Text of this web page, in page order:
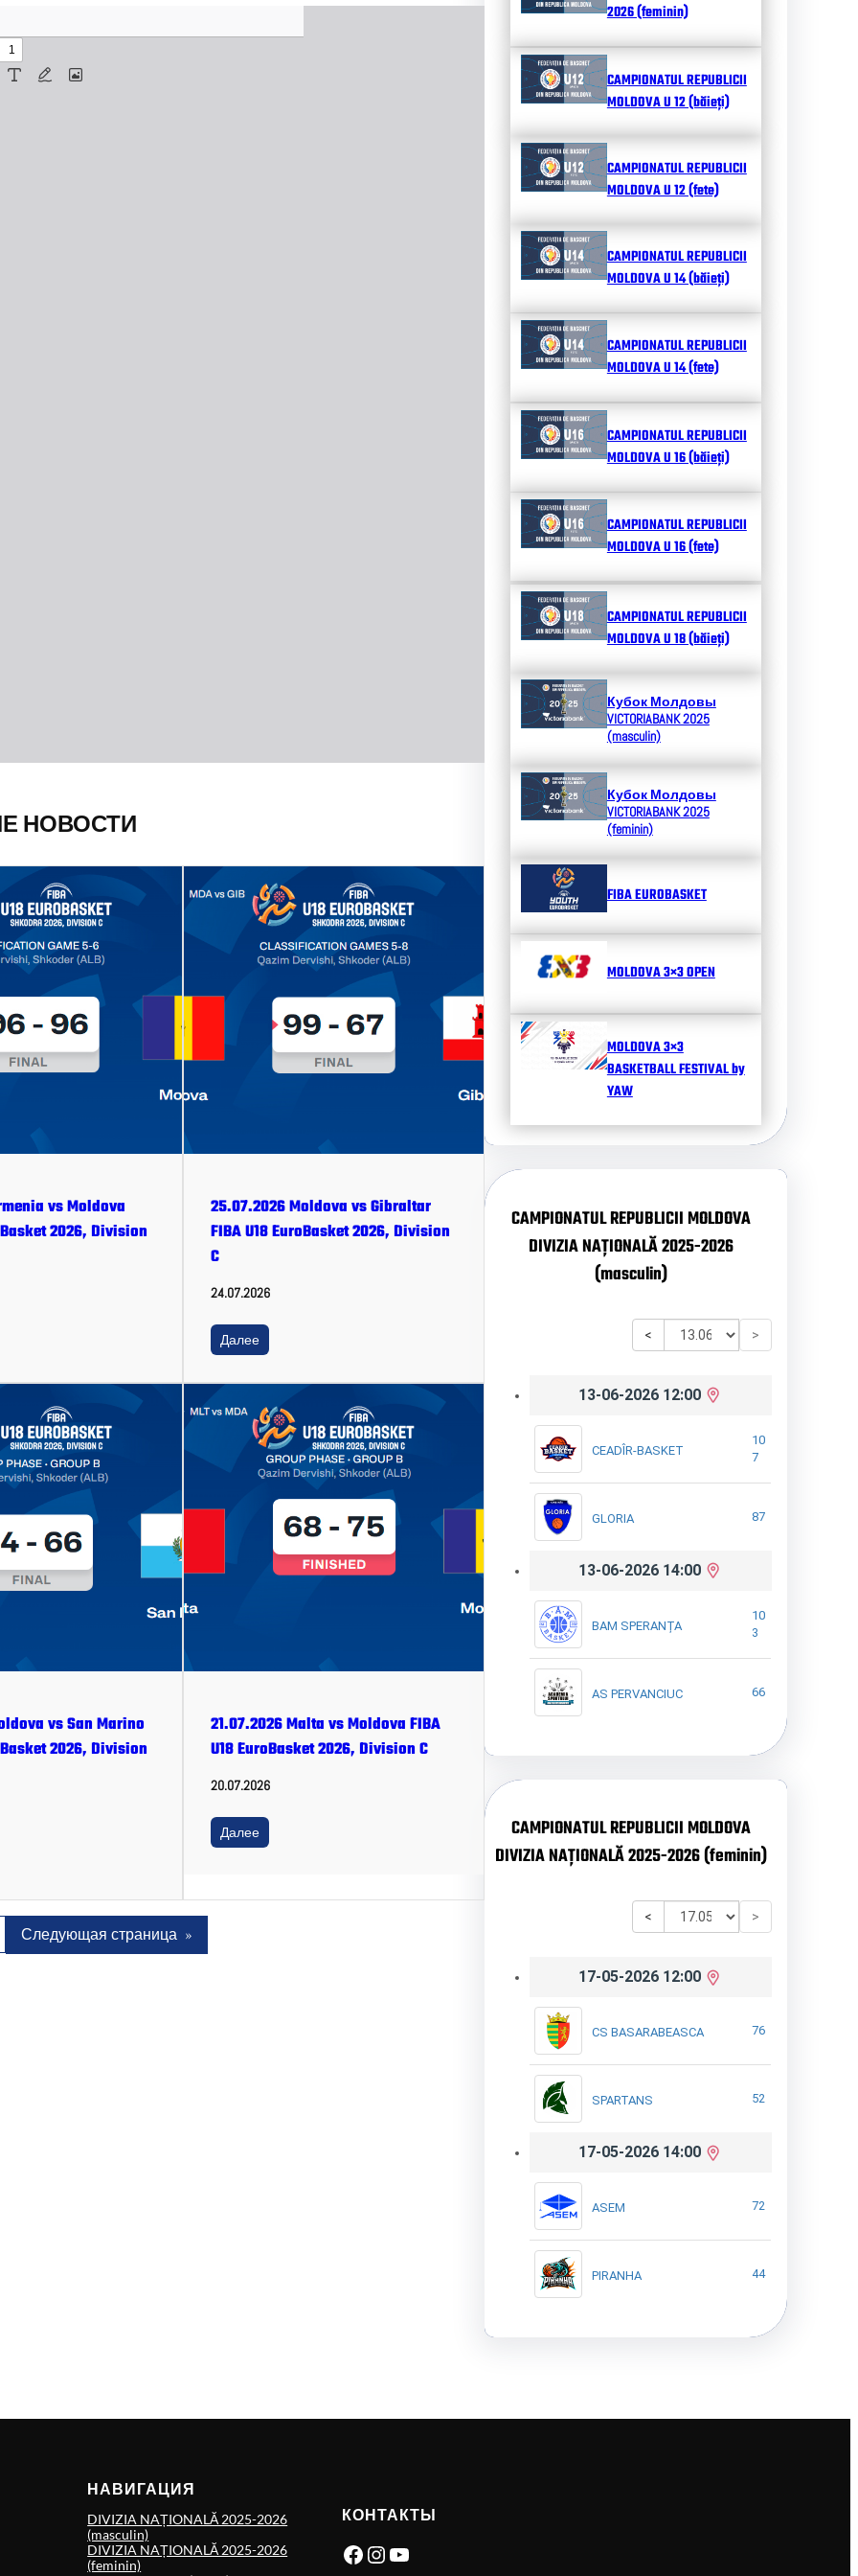
НОВОСТИ
vs Moldova
2026, Division
25.07.2026 Moldova vs Gibraltar
FIBA U18 EuroBasket 2026, Division
C
24.07.2026
Далее
vs San Marino
2026, Division
21.07.2026 Malta vs Moldova FIBA
U18 EuroBasket 2026, Division C
20.07.2026
Далее
Следующая страница »
2026 (feminin)
CAMPIONATUL REPUBLICII
MOLDOVA U 12 (băieți)
CAMPIONATUL REPUBLICII
MOLDOVA U 12 (fete)
CAMPIONATUL REPUBLICII
MOLDOVA U 14 (băieți)
CAMPIONATUL REPUBLICII
MOLDOVA U 14 (fete)
CAMPIONATUL REPUBLICII
MOLDOVA U 16 (băieți)
CAMPIONATUL REPUBLICII
MOLDOVA U 16 (fete)
CAMPIONATUL REPUBLICII
MOLDOVA U 18 (băieți)
Кубок Молдовы
VICTORIABANK 2025
(masculin)
Кубок Молдовы
VICTORIABANK 2025
(feminin)
FIBA EUROBASKET
MOLDOVA 3×3 OPEN
MOLDOVA 3×3
BASKETBALL FESTIVAL by
YAW
CAMPIONATUL REPUBLICII MOLDOVA
DIVIZIA NAȚIONALĂ 2025-2026
(masculin)
< >
13-06-2026 12:00
CEADÎR-BASKET
10
7
GLORIA 87
13-06-2026 14:00
BAM SPERANȚA
10
3
AS PERVANCIUC 66
CAMPIONATUL REPUBLICII MOLDOVA
DIVIZIA NAȚIONALĂ 2025-2026 (feminin)
< >
17-05-2026 12:00
CS BASARABEASCA 76
SPARTANS 52
17-05-2026 14:00
ASEM 72
PIRANHA 44
НАВИГАЦИЯ
DIVIZIA NAȚIONALĂ 2025-2026
(masculin)
DIVIZIA NAȚIONALĂ 2025-2026
(feminin)
КОНТАКТЫ
Facebook Instagram YouTube